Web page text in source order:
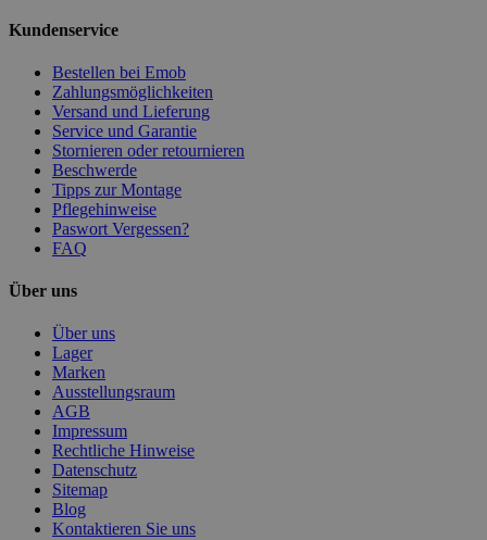
Kundenservice
Bestellen bei Emob
Zahlungsmöglichkeiten
Versand und Lieferung
Service und Garantie
Stornieren oder retournieren
Beschwerde
Tipps zur Montage
Pflegehinweise
Paswort Vergessen?
FAQ
Über uns
Über uns
Lager
Marken
Ausstellungsraum
AGB
Impressum
Rechtliche Hinweise
Datenschutz
Sitemap
Blog
Kontaktieren Sie uns